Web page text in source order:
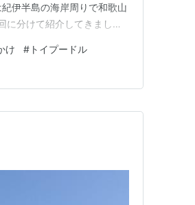
伊半島の海岸周りで和歌山
に分けて紹介してきまし
れとれ市場でお土産など
け # トイプードル